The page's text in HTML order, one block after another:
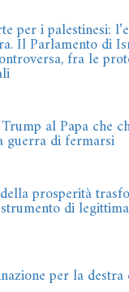
per i palestinesi:
Il Parlamento di
fra le
al Papa che
guerra di fermarsi
prosperità
di
per la